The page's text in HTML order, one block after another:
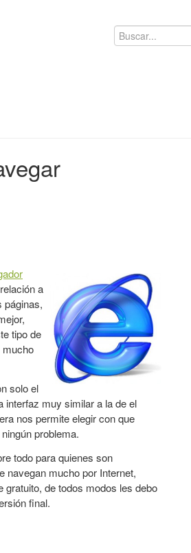
a
páginas,
tipo de
solo el
interfaz muy similar a la de el
nos permite elegir con que
problema.
todo para quienes son
navegan mucho por Internet,
de todos modos les debo
final.